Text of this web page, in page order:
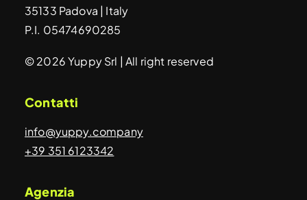
35133 Padova | Italy
P.I. 05474690285
© 2026 Yuppy Srl | All right reserved
Contatti
info@yuppy.company
+39 351 6123342
Agenzia